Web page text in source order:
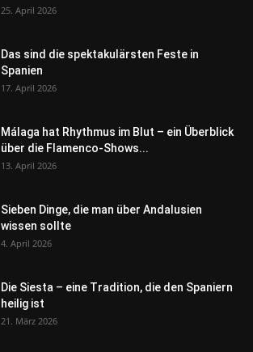
25. April 2026
Das sind die spektakulärsten Feste in
Spanien
17. April 2026
Málaga hat Rhythmus im Blut – ein Überblick
über die Flamenco-Shows...
13. April 2026
Sieben Dinge, die man über Andalusien
wissen sollte
4. April 2026
Die Siesta – eine Tradition, die den Spaniern
heilig ist
21. März 2026